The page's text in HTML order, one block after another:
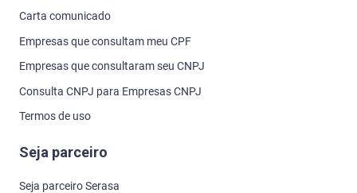
Carta comunicado
Empresas que consultam meu CPF
Empresas que consultaram seu CNPJ
Consulta CNPJ para Empresas CNPJ
Termos de uso
Seja parceiro
Seja parceiro Serasa